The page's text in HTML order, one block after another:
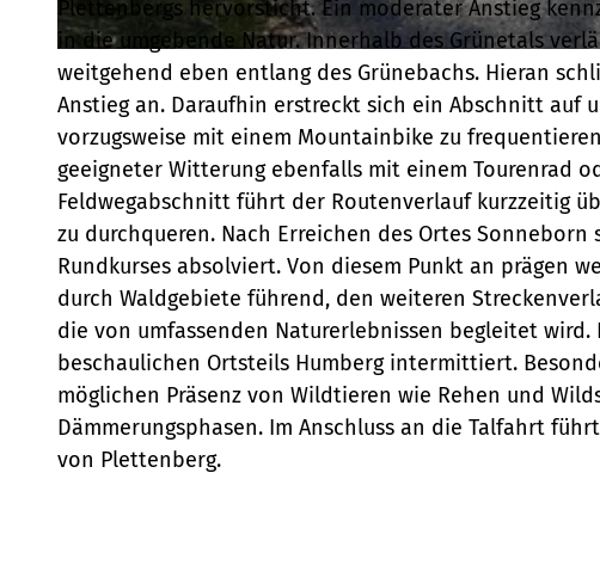
Plettenbergs hervorsticht. Ein moderater Anstieg
in die umgebende Natur. Innerhalb des Grünetals
weitgehend eben entlang des Grünebachs. Hieran
Anstieg an. Daraufhin erstreckt sich ein Abschnitt auf
vorzugsweise mit einem Mountainbike zu
geeigneter Witterung ebenfalls mit einem Tourenrad
Feldwegabschnitt führt der Routenverlauf kurzzeitig
zu durchqueren. Nach Erreichen des Ortes
Rundkurses absolviert. Von diesem Punkt an prägen
durch Waldgebiete führend, den weiteren
die von umfassenden Naturerlebnissen begleitet
beschaulichen Ortsteils Humberg intermittiert.
möglichen Präsenz von Wildtieren wie Rehen und
Dämmerungsphasen. Im Anschluss an die Talfahrt
von Plettenberg.